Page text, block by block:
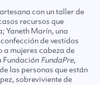
con un taller de
recursos que
Yaneth Marín, una
de vestidos
a mujeres cabeza de
Fundación FundaPre,
las personas que están
sobreviviente de